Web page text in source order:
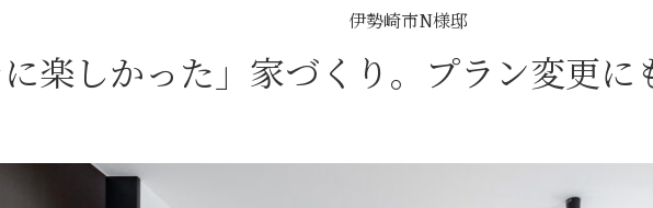
伊勢崎市N様邸
に楽しかった」家づくり。プラン変更